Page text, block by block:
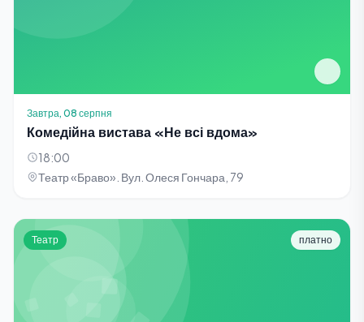
Завтра, 08 серпня
Комедійна вистава «Не всі вдома»
18:00
Театр «Браво». Вул. Олеся Гончара, 79
Театр платно